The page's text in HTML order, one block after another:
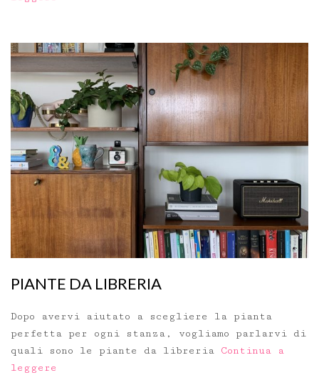
PIANTE DA LIBRERIA
Dopo avervi aiutato a scegliere la pianta
perfetta per ogni stanza, vogliamo parlarvi di
quali sono le piante da libreria Continua a
leggere